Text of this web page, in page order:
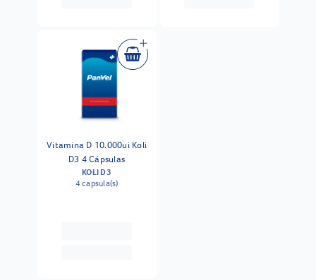
Vitamina D 10.000ui Koli
D3 4 Cápsulas
KOLI D3
4 capsula(s)